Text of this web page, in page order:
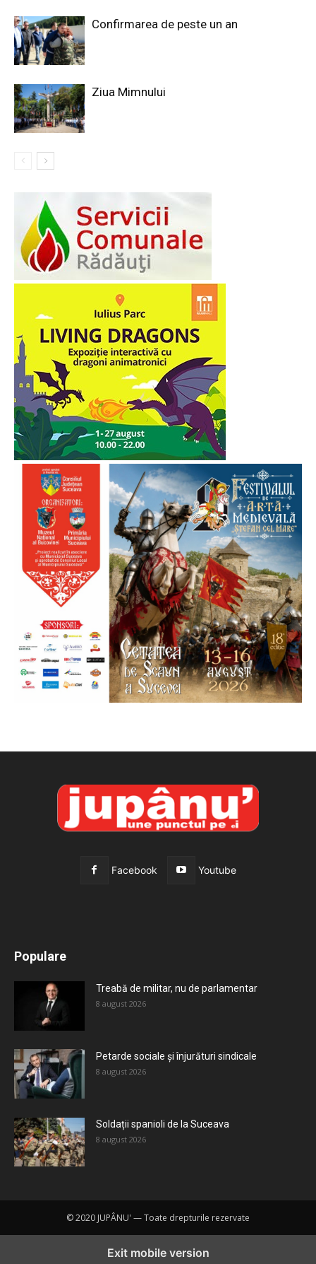
Confirmarea de peste un an
Ziua Mimnului
Facebook Youtube
Populare
Treabă de militar, nu de parlamentar
8 august 2026
Petarde sociale și înjurături sindicale
8 august 2026
Soldații spanioli de la Suceava
8 august 2026
© 2020 JUPÂNU' — Toate drepturile rezervate
Exit mobile version